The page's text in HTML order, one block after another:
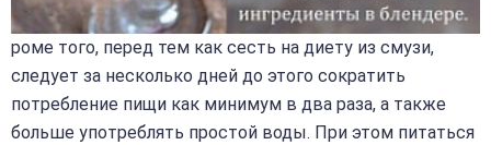
роме того, перед тем как сесть на диету из смузи,
следует за несколько дней до этого сократить
потребление пищи как минимум в два раза, а также
больше употреблять простой воды. При этом питаться